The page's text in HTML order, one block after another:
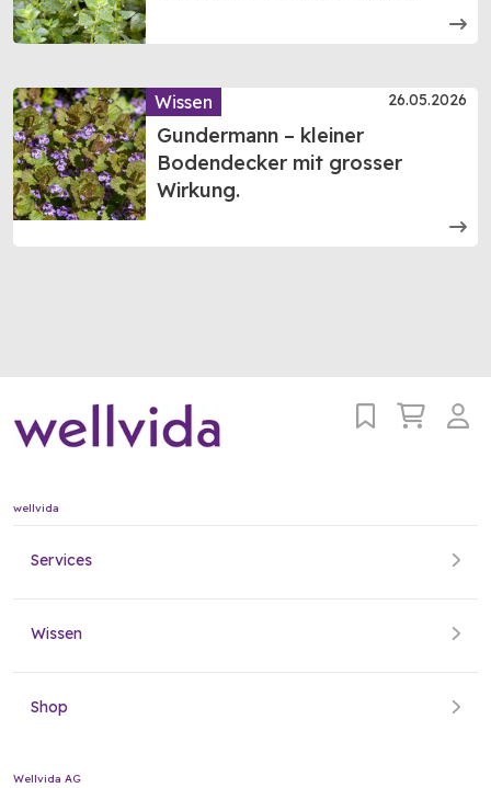
Wissen 26.05.2026
Gundermann – kleiner
Bodendecker mit grosser
Wirkung.
wellvida
Services
Wissen
Shop
Wellvida AG